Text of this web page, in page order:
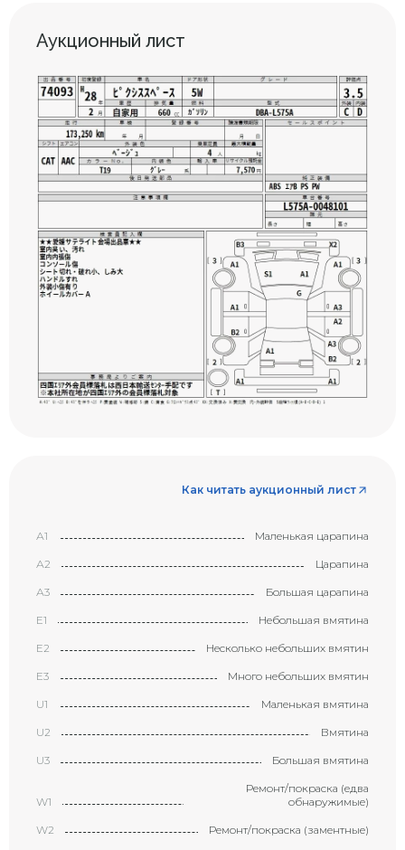
Аукционный лист
Как читать аукционный лист
А1 Маленькая царапина
А2 Царапина
А3 Большая царапина
Е1 Небольшая вмятина
Е2 Несколько небольших вмятин
Е3 Много небольших вмятин
U1 Маленькая вмятина
U2 Вмятина
U3 Большая вмятина
W1
Ремонт/покраска (едва
обнаружимые)
W2 Ремонт/покраска (заментные)